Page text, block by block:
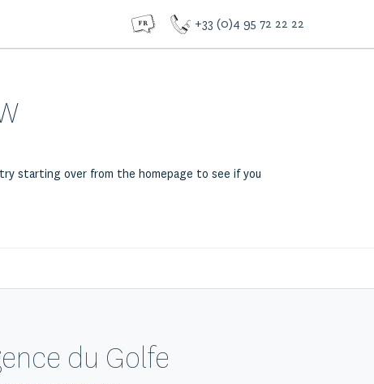
+33 (0)4 95 72 22 22
starting over from the homepage to see if you
du Golfe